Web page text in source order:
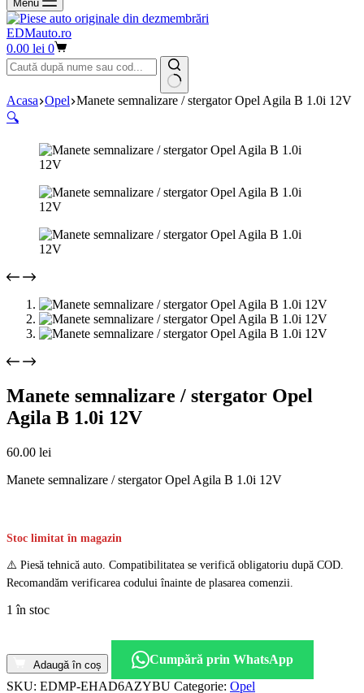
Menu
EDMauto.ro
Coș
de
cumpărături
0.00 lei 0
Niciun
rezultat
Acasa Opel Manete semnalizare / stergator Opel Agila B 1.0i 12V
🔍
Manete semnalizare / stergator Opel
Agila B 1.0i 12V
60.00 lei
Manete semnalizare / stergator Opel Agila B 1.0i 12V
Stoc limitat în magazin
⚠️ Piesă tehnică auto. Compatibilitatea se verifică obligatoriu după COD.
Recomandăm verificarea codului înainte de plasarea comenzii.
1 în stoc
Manete
semnalizare
/
Adaugă în coș
Cumpără prin WhatsApp
SKU: EDMP-EHAD6AZYBU Categorie: Opel